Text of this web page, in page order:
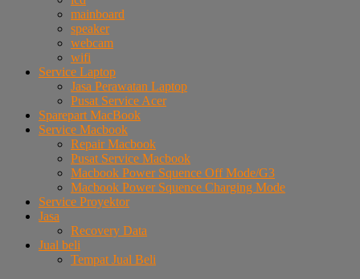
mainboard
speaker
webcam
wifi
Service Laptop
Jasa Perawatan Laptop
Pusat Service Acer
Sparepart MacBook
Service Macbook
Repair Macbook
Pusat Service Macbook
Macbook Power Squence Off Mode/G3
Macbook Power Squence Charging Mode
Service Proyektor
Jasa
Recovery Data
Jual beli
Tempat Jual Beli